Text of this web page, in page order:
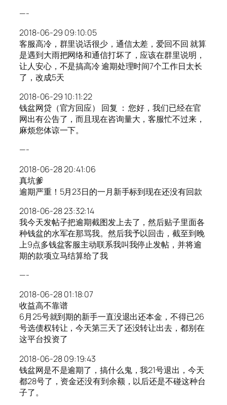
—-
2018-06-29 09:10:05
客服高冷，群里说话很少，通信太差，爱回不回 就算
是遇到大雨把网络和通信打坏了，应该在群里说明，
让人安心，不是搞高冷 逾期处理时间7个工作日太长
了，改成5天
2018-06-29 10:11:22
钱盆网贷（官方回应） 回复 ： 您好，我们已经在官
网出有公告了，而且现在咨询量大，客服忙不过来，
麻烦您体谅一下。
—-
2018-06-28 20:41:06
真坑爹
逾期严重！5月23日的一月新手标到现在还没有回款
2018-06-28 23:32:14
我今天发帖子把逾期截图发上去了，然后贴子里面各
种钱盆的水军在那骂我。然后我予以回击，截至到晚
上9点多钱盆客服主动联系我叫我停止发帖，并将逾
期的款项立马结算给了我
—-
2018-06-28 01:18:07
收益高不靠谱
6月25号就到期的新手一直没退出还本金，不得已26
号选债权转让，今天第三天了还没转让出去，都别在
这平台投资了
2018-06-28 09:19:43
钱盆网是不是逾期了，搞什么鬼，我21号退出，今天
都28号了，资金还没有到余额，以后还是不碰这种台
子了。